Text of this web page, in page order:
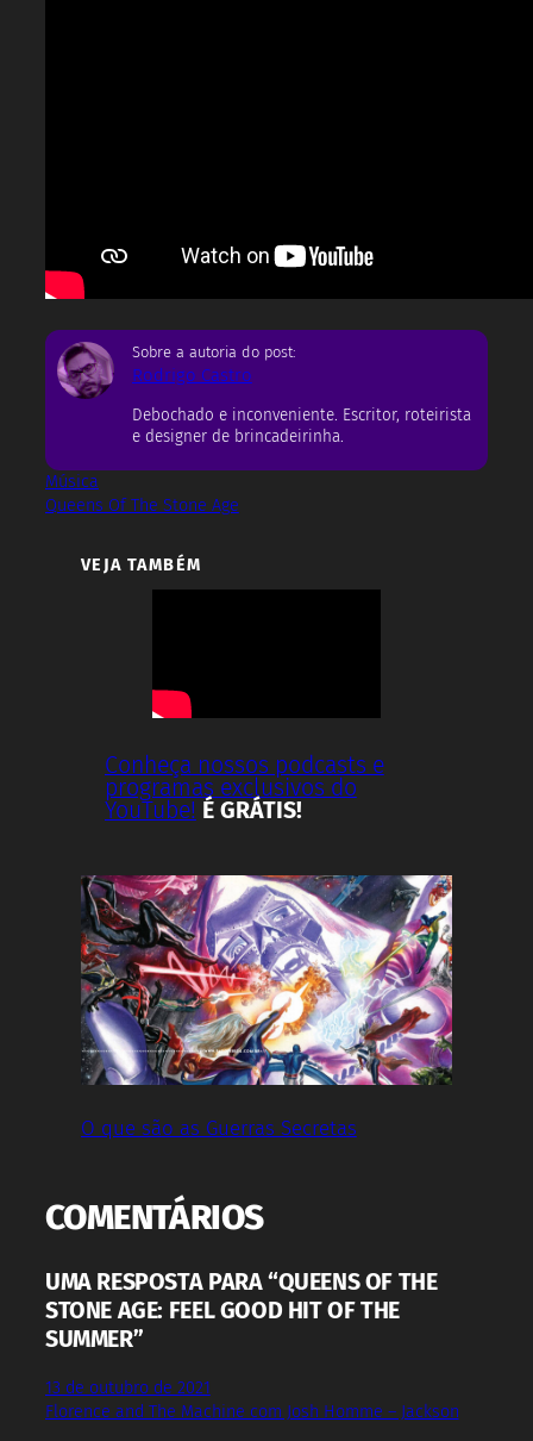
Sobre a autoria do post:
Rodrigo Castro
Debochado e inconveniente. Escritor, roteirista
e designer de brincadeirinha.
Música
Queens Of The Stone Age
VEJA TAMBÉM
Conheça nossos podcasts e
programas exclusivos do
YouTube! É GRÁTIS!
O que são as Guerras Secretas
COMENTÁRIOS
UMA RESPOSTA PARA “QUEENS OF THE
STONE AGE: FEEL GOOD HIT OF THE
SUMMER”
13 de outubro de 2021
Florence and The Machine com Josh Homme – Jackson